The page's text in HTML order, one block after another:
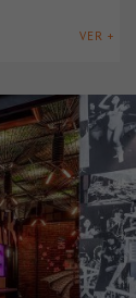
VER +